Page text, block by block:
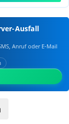
Ausfall
Anruf oder E‑Mail